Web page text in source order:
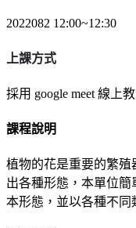
2022082 12:00~12:30
上課方式
採用 google meet 線上
課程說明
植物的花是重要的繁
出各種形態，本單位
本形態，並以各種不同